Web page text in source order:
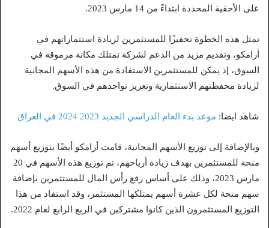
على الأحقية المحددة ابتداءً من 14 مارس 2023.
تمثل هذه الخطوة تحفيزًا للمستثمرين لزيادة استثماراتهم في
أرامكو، وتقديم مزيد من الدعم لشركة تمتلك مكانة مرموقة في
السوق، إذ يمكن للمستثمرين الاستفادة من هذه الأسهم المجانية
لزيادة محفظتهم الاستثمارية وتعزيز تواجدهم في السوق.
شاهد ايضا: موعد بدء العام الدراسي الجديد 2023 2024 في العراق
وبالإضافة إلى توزيع الأسهم المجانية، قامت أرامكو أيضًا بتوزيع أسهم
منحة للمستثمرين بهدف زيادة أرباحهم، تم توزيع هذه الأسهم في 20
مارس 2023، وذلك على أساس رفع رأس المال للمستثمرين بإضافة
سهم منحة لكل عشرة أسهم يمتلكها المستثمر، وقد استفاد من هذا
التوزيع المستثمرون الذين كانوا مشتركين في الربع الرابع لعام 2022.